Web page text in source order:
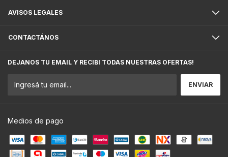
AVISOS LEGALES
CONTACTÁNOS
DEJANOS TU EMAIL Y RECIBI TODAS NUESTRAS OFERTAS!
Medios de pago